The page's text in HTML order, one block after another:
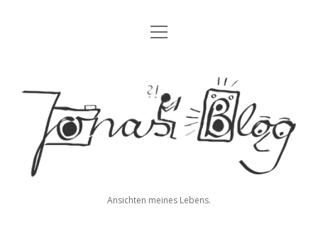
Blog
Kontakt
Impressum
Menü
Jonas'
Blog
Ansichten meines Lebens.